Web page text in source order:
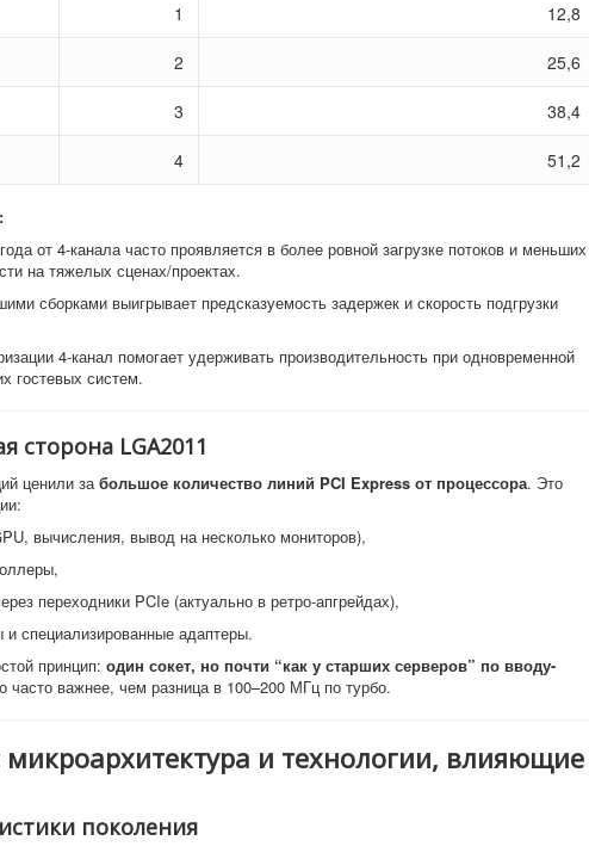
1 12,8
2 25,6
3 38,4
4 51,2
от 4-канала часто проявляется в более ровной загрузке потоков и меньших
на тяжелых сценах/проектах.
сборками выигрывает предсказуемость задержек и скорость подгрузки
4-канал помогает удерживать производительность при одновременной
гостевых систем.
сторона LGA2011
ценили забольшое количество линий PCI Express от процессора. Это
вычисления, вывод на несколько мониторов),
переходники PCIe (актуально в ретро-апгрейдах),
и специализированные адаптеры.
принцип: один сокет, но почти “как у старших серверов” по вводу-
часто важнее, чем разница в 100–200 МГц по турбо.
микроархитектура и технологии, влияющие
поколения